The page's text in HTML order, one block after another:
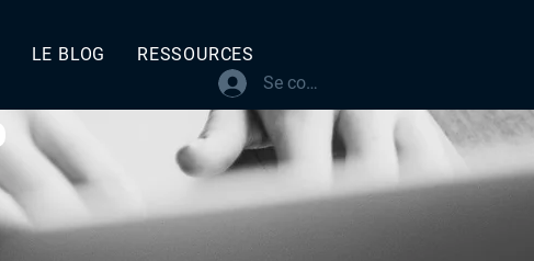
LE BLOG
RESSOURCES
Se connecter